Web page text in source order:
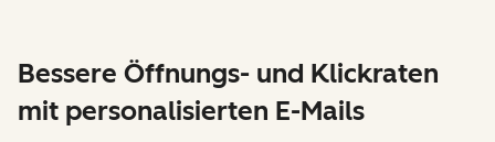
Bessere Öffnungs- und Klickraten
mit personalisierten E-Mails